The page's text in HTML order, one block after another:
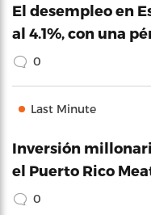
El desempleo en
al 4.1%, con una
0
Last Minute
Inversión
el Puerto Rico
0